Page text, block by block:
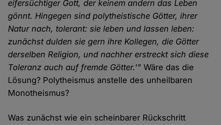
eifersüchtiger Gott, der keinem andern das Leben
gönnt. Hingegen sind polytheistische Götter, ihrer
Natur nach, tolerant: sie leben und lassen leben:
zunächst dulden sie gern ihre Kollegen, die Götter
derselben Religion, und nachher erstreckt sich diese
Toleranz auch auf fremde Götter.'" Wäre das die
Lösung? Polytheismus anstelle des unheilbaren
Monotheismus?
Was zunächst wie ein scheinbarer Rückschritt